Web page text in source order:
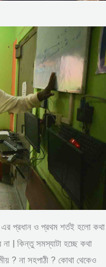
ও প্রথম শর্তই হলো কথা
| কিন্তু সমস্যাটা হচ্ছে কথা
? না সহপাঠী ? কোথা থেকেও